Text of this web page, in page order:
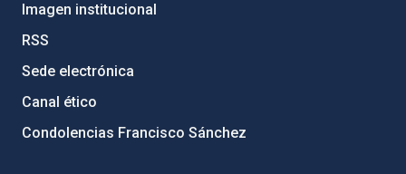
Imagen institucional
RSS
Sede electrónica
Canal ético
Condolencias Francisco Sánchez